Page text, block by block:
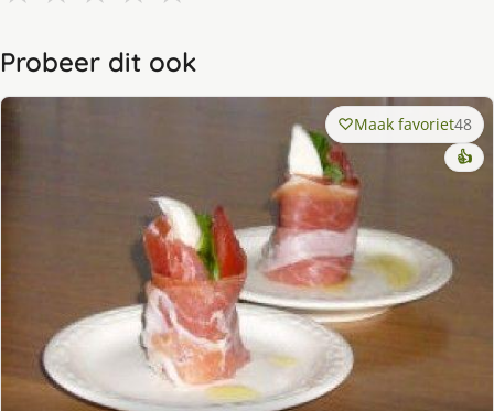
Probeer dit ook
Maak favoriet48
👍